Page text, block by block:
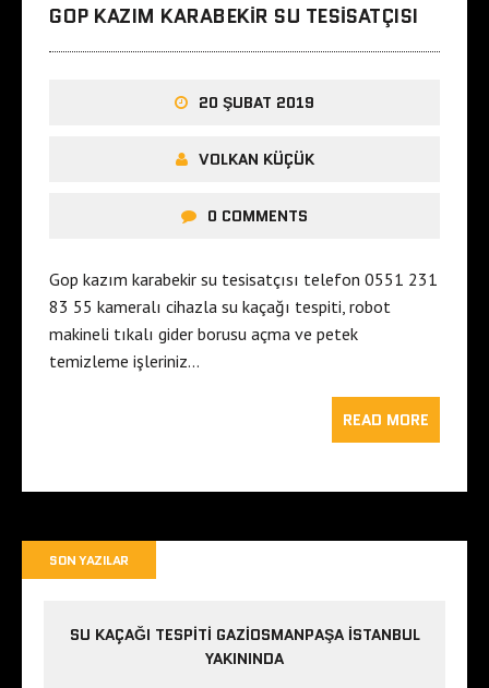
GOP KAZIM KARABEKIR SU TESISATÇISI
20 ŞUBAT 2019
VOLKAN KÜÇÜK
0 COMMENTS
Gop kazım karabekir su tesisatçısı telefon 0551 231
83 55 kameralı cihazla su kaçağı tespiti, robot
makineli tıkalı gider borusu açma ve petek
temizleme işleriniz…
READ MORE
SON YAZILAR
SU KAÇAĞI TESPITI GAZIOSMANPAŞA ISTANBUL
YAKININDA